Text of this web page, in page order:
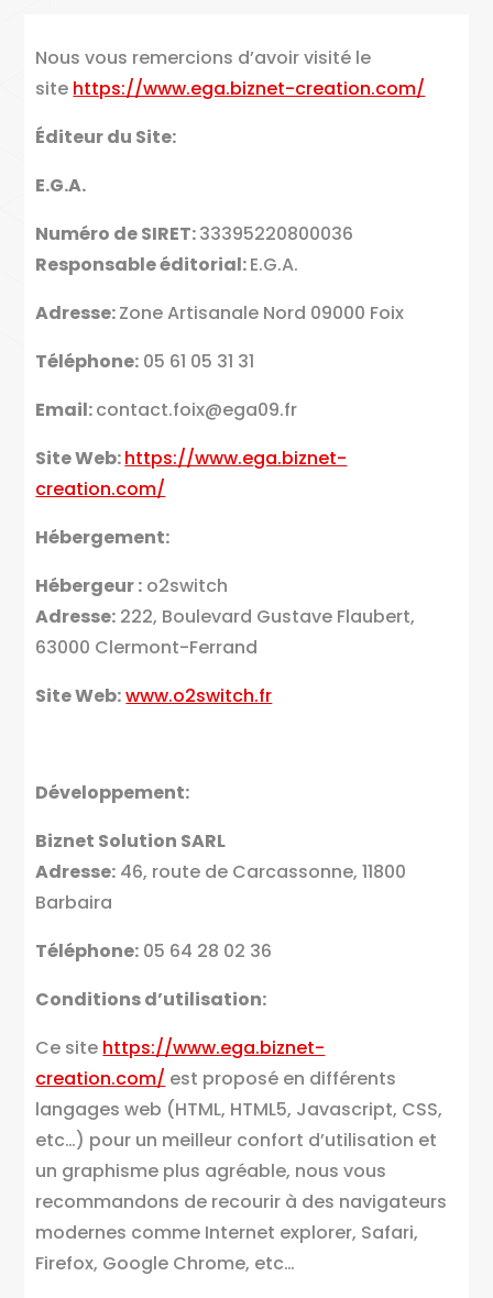
Nous vous remercions d’avoir visité le
site https://www.ega.biznet-creation.com/
Éditeur du Site:
E.G.A.
Numéro de SIRET:33395220800036
Responsable éditorial:E.G.A.
Adresse:Zone Artisanale Nord 09000 Foix
Téléphone: 05 61 05 31 31
Email:contact.foix@ega09.fr
Site Web:https://www.ega.biznet-
creation.com/
Hébergement:
Hébergeur : o2switch
Adresse: 222, Boulevard Gustave Flaubert,
63000 Clermont-Ferrand
Site Web:www.o2switch.fr
Développement:
Biznet Solution SARL
Adresse: 46, route de Carcassonne, 11800
Barbaira
Téléphone: 05 64 28 02 36
Conditions d’utilisation:
Ce site https://www.ega.biznet-
creation.com/ est proposé en différents
langages web (HTML, HTML5, Javascript, CSS,
etc…) pour un meilleur confort d’utilisation et
un graphisme plus agréable, nous vous
recommandons de recourir à des navigateurs
modernes comme Internet explorer, Safari,
Firefox, Google Chrome, etc…